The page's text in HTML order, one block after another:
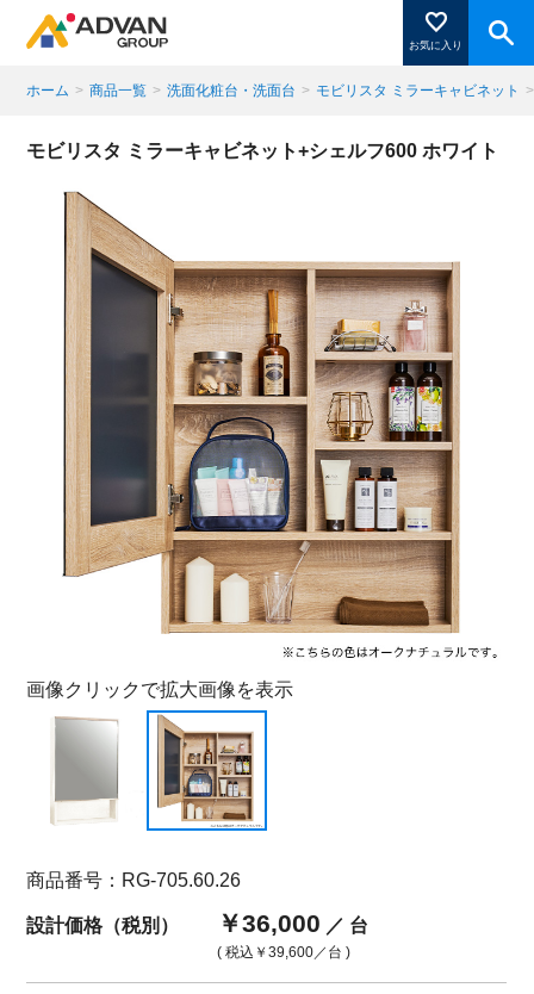
お気に入り
商品ページにある「お気に入り登録」を押すと登録した
閉じる
ホーム > 商品一覧 > 洗面化粧台・洗面台 > モビリスタ ミラーキャビネット >
モビリスタ ミラーキャビネット+シェルフ600 ホワイト
画像クリックで拡大画像を表示
商品番号：RG-705.60.26
設計価格（税別） ￥36,000 ／ 台
( 税込 ￥39,600／台 )